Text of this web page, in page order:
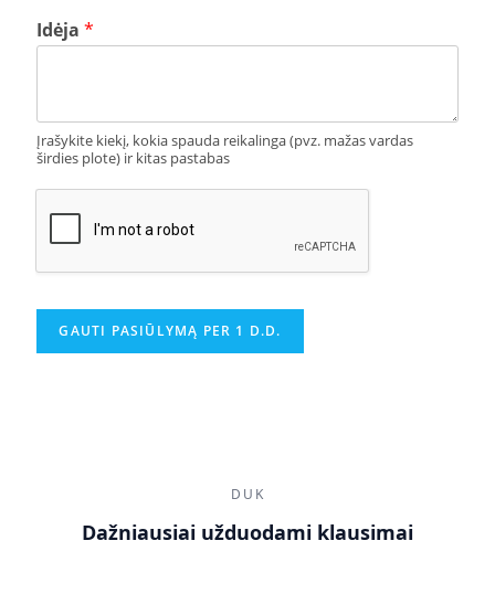
Idėja*
Įrašykite kiekį, kokia spauda reikalinga (pvz. mažas vardas
širdies plote) ir kitas pastabas
GAUTI PASIŪLYMĄ PER 1 D.D.
DUK
Dažniausiai užduodami klausimai